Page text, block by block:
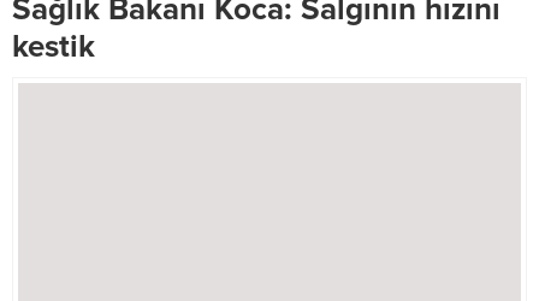
Sağlık Bakanı Koca: Salgının hızını
kestik